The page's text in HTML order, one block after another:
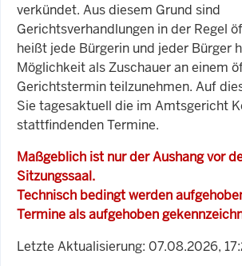
verkündet. Aus diesem Grund sind
Gerichtsverhandlungen in der Regel
heißt jede Bürgerin und jeder Bürger
Möglichkeit als Zuschauer an einem
Gerichtstermin teilzunehmen. Auf
Sie tagesaktuell die im Amtsgericht
stattfindenden Termine.
Maßgeblich ist nur der Aushang vor
Sitzungssaal.
Technisch bedingt werden
Termine als aufgehoben
Letzte Aktualisierung: 07.08.2026,